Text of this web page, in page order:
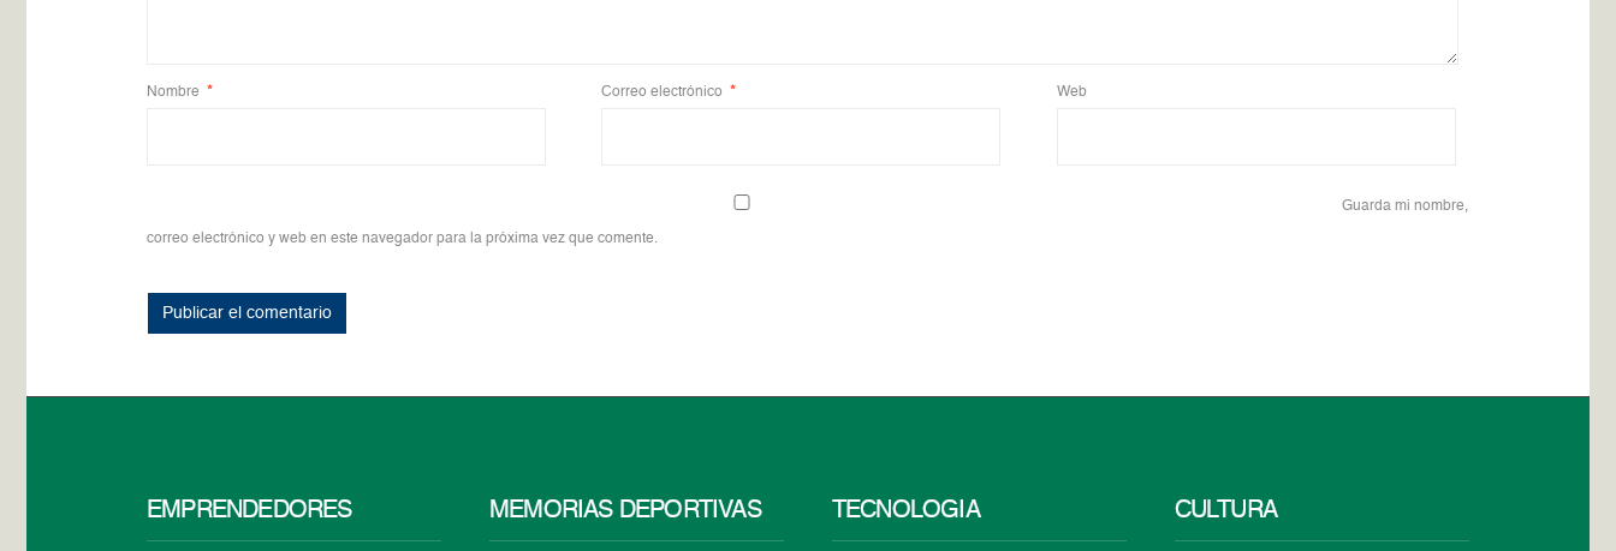
Nombre * Correo electrónico * Web
Guarda mi nombre,
correo electrónico y web en este navegador para la próxima vez que comente.
EMPRENDEDORES MEMORIAS DEPORTIVAS TECNOLOGÍA CULTURA